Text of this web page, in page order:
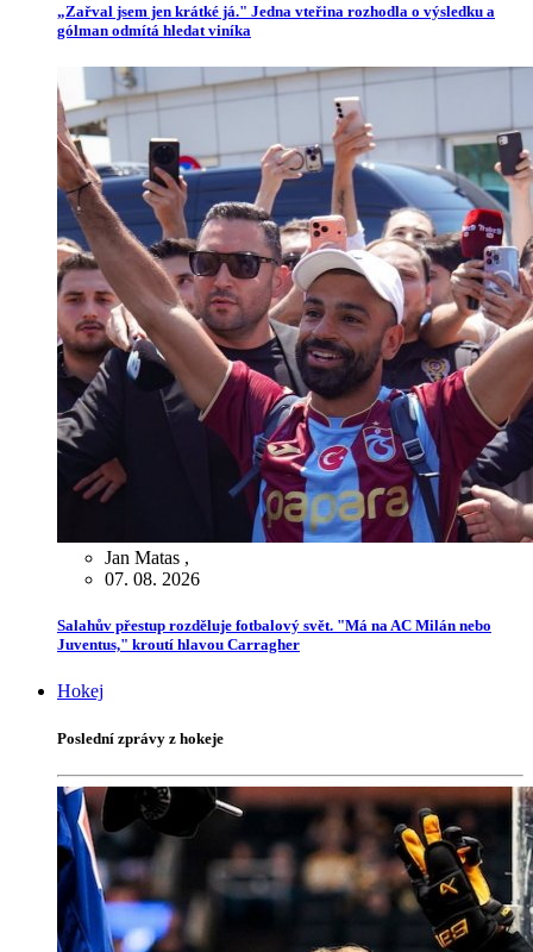
„Zařval jsem jen krátké já." Jedna vteřina rozhodla o výsledku a
gólman odmítá hledat viníka
Jan Matas ,
07. 08. 2026
Salahův přestup rozděluje fotbalový svět. "Má na AC Milán nebo
Juventus," kroutí hlavou Carragher
Hokej
Poslední zprávy z hokeje